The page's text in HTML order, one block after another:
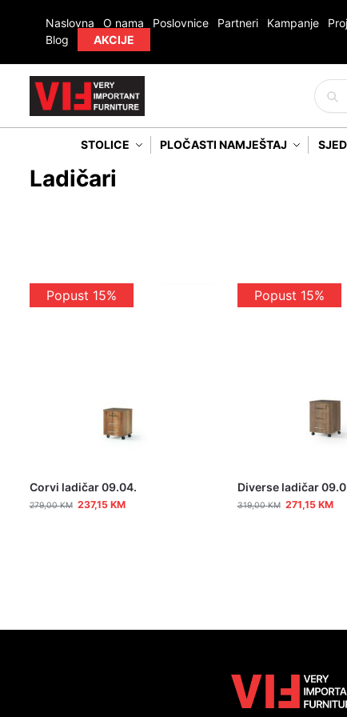
Naslovna O nama Poslovnice Partneri Kampanje
Blog
AKCIJE
STOLICE PLOČASTI NAMJEŠTAJ
Ladičari
Popust 15%
Corvi ladičar 09.04.
279,00KM 237,15KM
Popust 15%
Diverse ladičar
319,00KM 271,15KM